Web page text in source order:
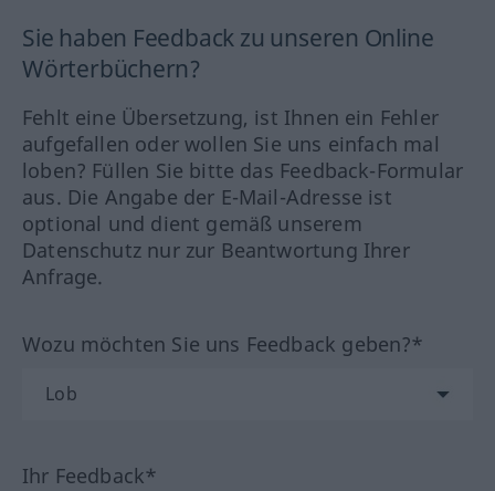
Sie haben Feedback zu unseren Online
Wörterbüchern?
Fehlt eine Übersetzung, ist Ihnen ein Fehler
aufgefallen oder wollen Sie uns einfach mal
loben? Füllen Sie bitte das Feedback-Formular
aus. Die Angabe der E-Mail-Adresse ist
optional und dient gemäß unserem
Datenschutz nur zur Beantwortung Ihrer
Anfrage.
Wozu möchten Sie uns Feedback geben?*
Ihr Feedback*